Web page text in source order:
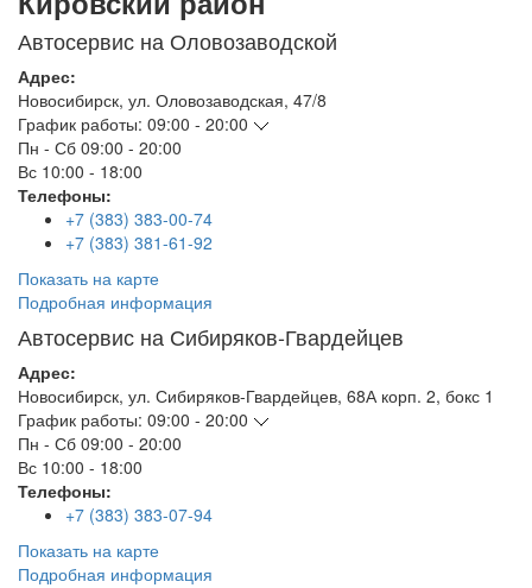
Автосервис на Оловозаводской
Адрес:
Новосибирск, ул. Оловозаводская, 47/8
График работы: 09:00 - 20:00
Пн - Сб 09:00 - 20:00
Вс 10:00 - 18:00
Телефоны:
+7 (383) 383-00-74
+7 (383) 381-61-92
Показать на карте
Подробная информация
Автосервис на Сибиряков-Гвардейцев
Адрес:
Новосибирск, ул. Сибиряков-Гвардейцев, 68А корп. 2, бокс 1
График работы: 09:00 - 20:00
Пн - Сб 09:00 - 20:00
Вс 10:00 - 18:00
Телефоны:
+7 (383) 383-07-94
Показать на карте
Подробная информация